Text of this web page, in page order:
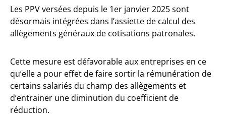
Les PPV versées depuis le 1er janvier 2025 sont
désormais intégrées dans l’assiette de calcul des
allègements généraux de cotisations patronales.
Cette mesure est défavorable aux entreprises en ce
qu’elle a pour effet de faire sortir la rémunération de
certains salariés du champ des allègements et
d’entrainer une diminution du coefficient de
réduction.